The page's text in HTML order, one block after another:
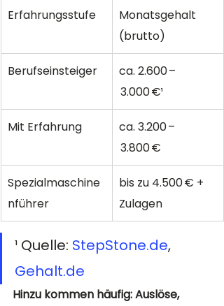
Erfahrungsstufe
Monatsgehalt
(brutto)
Berufseinsteiger
ca. 2.600 –
3.000 €¹
Mit Erfahrung
ca. 3.200 –
3.800 €
Spezialmaschine
nführer
bis zu 4.500 € +
Zulagen
¹ Quelle: StepStone.de,
Gehalt.de
Hinzu kommen häufig: Auslöse,